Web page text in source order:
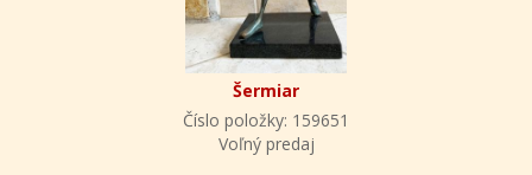
Šermiar
Číslo položky: 159651
Voľný predaj